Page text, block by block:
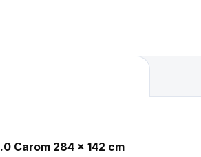
Carom 284 x 142 cm